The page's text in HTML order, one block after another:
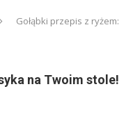
Gołąbki przepis z ryżem:
na Twoim stole!